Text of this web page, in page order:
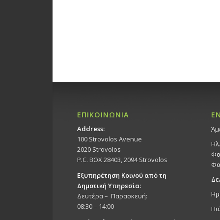
ΕΠΙΚΟΙΝΩΝΙΑ
Address:
100 Strovolos Avenue
2020 Strovolos
P.C. BOX 28403, 2094 Strovolos
Εξυπηρέτηση Κοινού από τη
Δημοτική Υπηρεσία:
Δευτέρα – Παρασκευή:
08:30 – 14:00